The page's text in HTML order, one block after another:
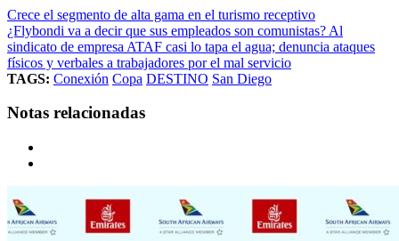
Crece el segmento de alta gama en el turismo receptivo
¿Flybondi va a decir que sus empleados son comunistas? Al
sindicato de empresa ATAF casi lo tapa el agua; denuncia ataques
físicos y verbales a trabajadores por el mal servicio
TAGS: Conexión Copa DESTINO San Diego
Notas relacionadas